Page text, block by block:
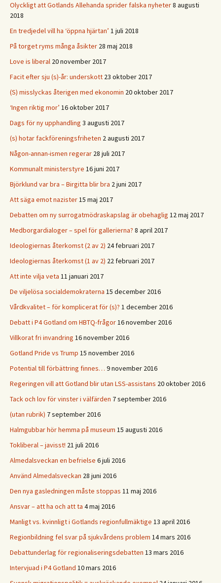
Olyckligt att Gotlands Allehanda sprider falska nyheter8 augusti
2018
En tredjedel vill ha ‘öppna hjärtan’ 1 juli 2018
På torget ryms många åsikter 28 maj 2018
Love is liberal 20 november 2017
Facit efter sju (s)-år: underskott 23 oktober 2017
(S) misslyckas återigen med ekonomin 20 oktober 2017
‘Ingen riktig mor’ 16 oktober 2017
Dags för ny upphandling 3 augusti 2017
(s) hotar fackföreningsfriheten 2 augusti 2017
Någon-annan-ismen regerar 28 juli 2017
Kommunalt ministerstyre 16 juni 2017
Björklund var bra – Birgitta blir bra 2 juni 2017
Att säga emot nazister15 maj 2017
Debatten om ny surrogatmödraskapslag är obehaglig 12 maj 2017
Medborgardialoger – spel för gallerierna? 8 april 2017
Ideologiernas återkomst (2 av 2) 24 februari 2017
Ideologiernas återkomst (1 av 2) 22 februari 2017
Att inte vilja veta 11 januari 2017
De viljelösa socialdemokraterna 15 december 2016
Vårdkvalitet – för komplicerat för (s)? 1 december 2016
Debatt i P4 Gotland om HBTQ-frågor16 november 2016
Villkorat fri invandring 16 november 2016
Gotland Pride vs Trump 15 november 2016
Potential till förbättring finnes… 9 november 2016
Regeringen vill att Gotland blir utan LSS-assistans 20 oktober 2016
Tack och lov för vinster i välfärden 7 september 2016
(utan rubrik) 7 september 2016
Halmgubbar hör hemma på museum 15 augusti 2016
Tokliberal – javisst! 21 juli 2016
Almedalsveckan en befrielse 6 juli 2016
Använd Almedalsveckan 28 juni 2016
Den nya gasledningen måste stoppas 11 maj 2016
Ansvar – att ha och att ta 4 maj 2016
Manligt vs. kvinnligt i Gotlands regionfullmäktige 13 april 2016
Regionbildning fel svar på sjukvårdens problem 14 mars 2016
Debattunderlag för regionaliseringsdebatten 13 mars 2016
Intervjuad i P4 Gotland 10 mars 2016